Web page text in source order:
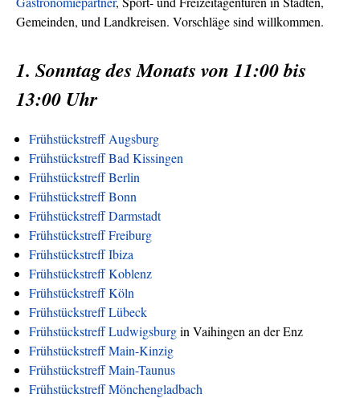
Gemeinden, und Landkreisen. Vorschläge sind willkommen.
1. Sonntag des Monats von 11:00 bis
13:00 Uhr
Frühstückstreff Augsburg
Frühstückstreff Bad Kissingen
Frühstückstreff Berlin
Frühstückstreff Bonn
Frühstückstreff Darmstadt
Frühstückstreff Freiburg
Frühstückstreff Ibiza
Frühstückstreff Koblenz
Frühstückstreff Köln
Frühstückstreff Lübeck
Frühstückstreff Ludwigsburgin Vaihingen an der Enz
Frühstückstreff Main-Kinzig
Frühstückstreff Main-Taunus
Frühstückstreff Mönchengladbach